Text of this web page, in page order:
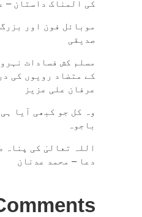
کی المناک داستان –
موبائل فون اور
صدیقی
مسلم کش فسادات
عرفان علی عزیز
وہ کل جو کبھی آیا
باجوہ
اللہ تعالیٰ کی پناہ
دعا – محمد عدنان